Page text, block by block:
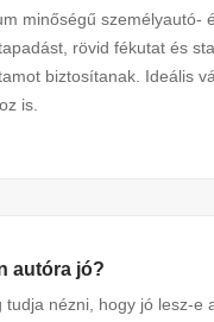
minőségű személyautó-
rövid fékutat és
biztosítanak. Ideális
is.
autóra jó?
tudja nézni, hogy jó lesz-e